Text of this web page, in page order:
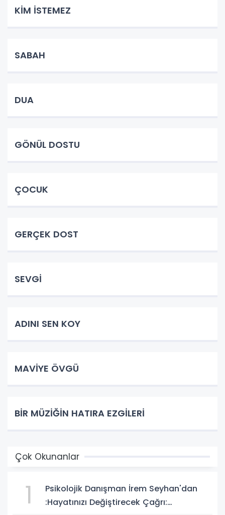
KİM İSTEMEZ
SABAH
DUA
GÖNÜL DOSTU
ÇOCUK
GERÇEK DOST
SEVGİ
ADINI SEN KOY
MAVİYE ÖVGÜ
BİR MÜZİĞİN HATIRA EZGİLERİ
Çok Okunanlar
1
Psikolojik Danışman İrem Seyhan'dan
:Hayatınızı Değiştirecek Çağrı: